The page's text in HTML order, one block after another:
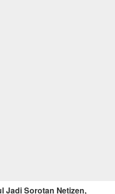
Jadi Sorotan Netizen,